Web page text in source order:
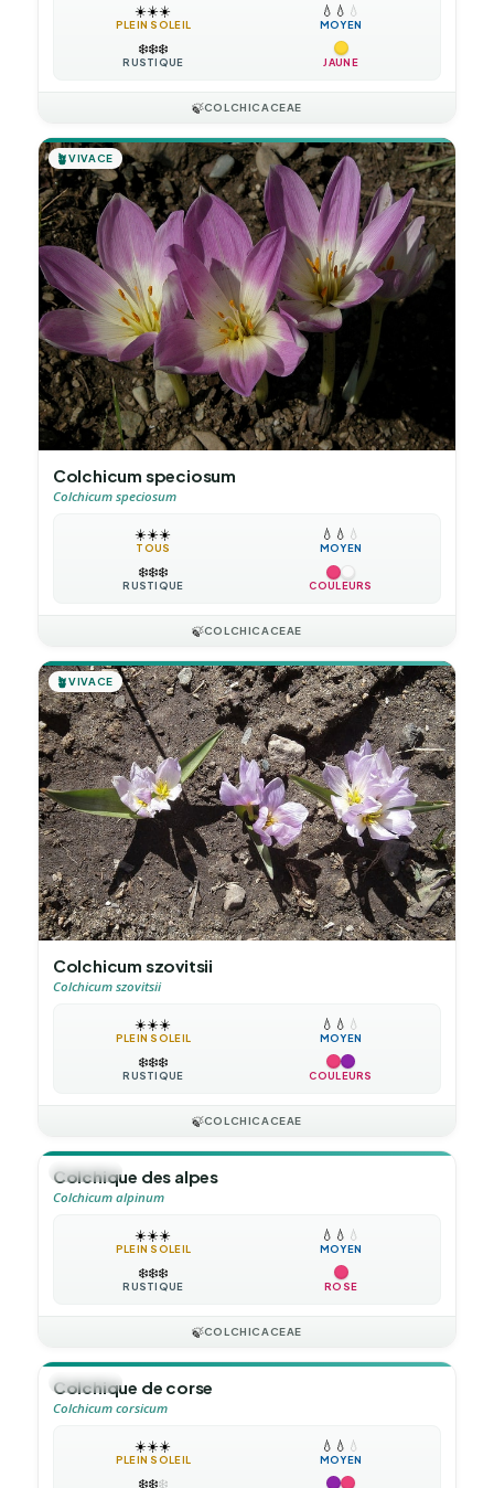
☀️☀️☀️
PLEIN SOLEIL
💧 💧 💧
MOYEN
❄️❄️❄️
RUSTIQUE JAUNE
🍃COLCHICACEAE
🪴VIVACE
Colchicum speciosum
Colchicum speciosum
☀️☀️☀️
TOUS
💧 💧 💧
MOYEN
❄️❄️❄️
RUSTIQUE COULEURS
🍃COLCHICACEAE
🪴VIVACE
Colchicum szovitsii
Colchicum szovitsii
☀️☀️☀️
PLEIN SOLEIL
💧 💧 💧
MOYEN
❄️❄️❄️
RUSTIQUE COULEURS
🍃COLCHICACEAE
🪴VIVACE
Colchique des alpes
Colchicum alpinum
☀️☀️☀️
PLEIN SOLEIL
💧 💧 💧
MOYEN
❄️❄️❄️
RUSTIQUE ROSE
🍃COLCHICACEAE
🪴VIVACE
Colchique de corse
Colchicum corsicum
☀️☀️☀️
PLEIN SOLEIL
💧 💧 💧
MOYEN
❄️❄️❄️